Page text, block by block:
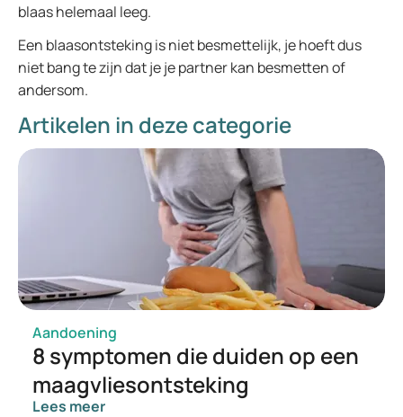
blaas helemaal leeg.
Een blaasontsteking is niet besmettelijk, je hoeft dus
niet bang te zijn dat je je partner kan besmetten of
andersom.
Artikelen in deze categorie
Aandoening
8 symptomen die duiden op een
maagvliesontsteking
Lees meer